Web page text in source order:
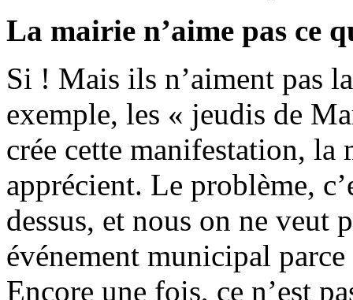
La mairie n’aime pas ce
Si ! Mais ils n’aiment pas
exemple, les « jeudis de
crée cette manifestation, la
apprécient. Le problème,
dessus, et nous on ne veut
événement municipal
Encore une fois, ce n’est